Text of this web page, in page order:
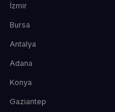
İzmir
Bursa
Antalya
Adana
Konya
Gaziantep